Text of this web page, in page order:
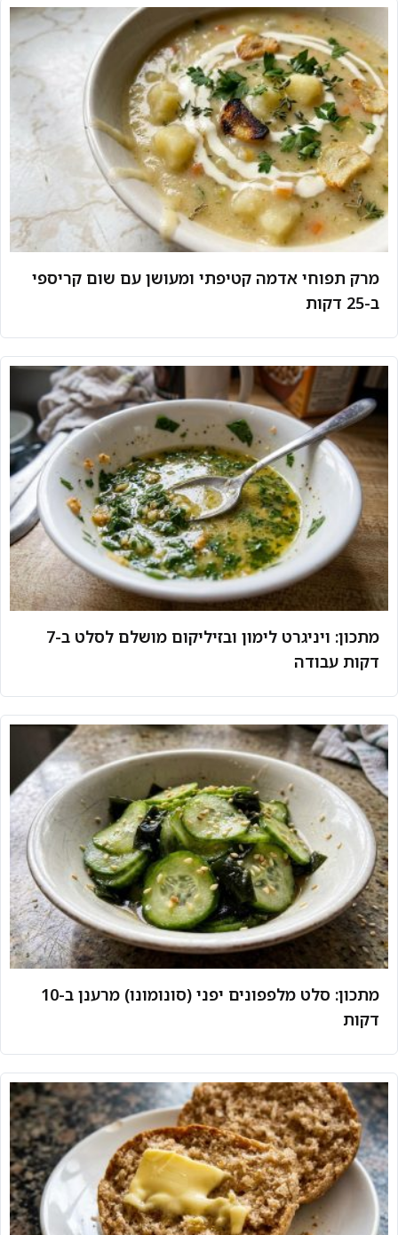
מרק תפוחי אדמה קטיפתי ומעושן עם שום קריספי
ב-25 דקות
מתכון: ויניגרט לימון ובזיליקום מושלם לסלט ב-7
דקות עבודה
מתכון: סלט מלפפונים יפני (סונומונו) מרענן ב-10
דקות